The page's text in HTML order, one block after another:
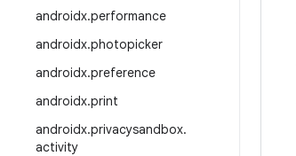
androidx.performance
androidx.photopicker
androidx.preference
androidx.print
androidx.privacysandbox.
activity